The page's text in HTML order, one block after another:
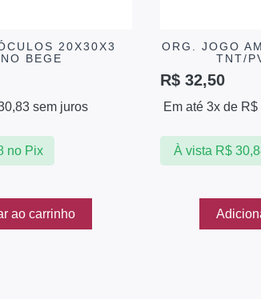
20X30X3
BEGE
sem juros
no Pix
ao carrinho
ORG. JOGO
TNT/
R$32,50
Em até 3x de R$
À vista R$